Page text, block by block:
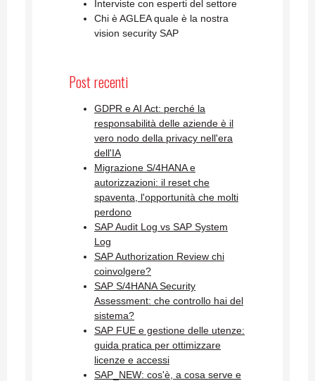
Interviste con esperti del settore
Chi è AGLEA quale è la nostra
vision security SAP
Post recenti
GDPR e AI Act: perché la
responsabilità delle aziende è il
vero nodo della privacy nell'era
dell'IA
Migrazione S/4HANA e
autorizzazioni: il reset che
spaventa, l'opportunità che molti
perdono
SAP Audit Log vs SAP System
Log
SAP Authorization Review chi
coinvolgere?
SAP S/4HANA Security
Assessment: che controllo hai del
sistema?
SAP FUE e gestione delle utenze:
guida pratica per ottimizzare
licenze e accessi
SAP_NEW: cos'è, a cosa serve e